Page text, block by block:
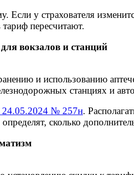
Если у страхователя
пересчитают.
вокзалов и станций
и использованию
станциях и
24.05.2024 № 257н.
сколько